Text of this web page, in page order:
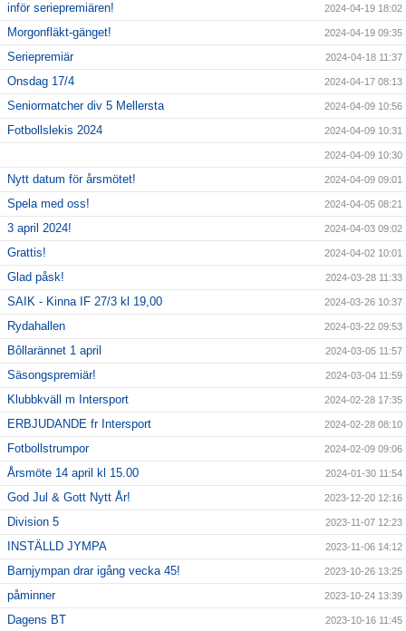
inför seriepremiären! 2024-04-19 18:02
Morgonfläkt-gänget! 2024-04-19 09:35
Seriepremiär 2024-04-18 11:37
Onsdag 17/4 2024-04-17 08:13
Seniormatcher div 5 Mellersta 2024-04-09 10:56
Fotbollslekis 2024 2024-04-09 10:31
2024-04-09 10:30
Nytt datum för årsmötet! 2024-04-09 09:01
Spela med oss! 2024-04-05 08:21
3 april 2024! 2024-04-03 09:02
Grattis! 2024-04-02 10:01
Glad påsk! 2024-03-28 11:33
SAIK - Kinna IF 27/3 kl 19,00 2024-03-26 10:37
Rydahallen 2024-03-22 09:53
Bôllarännet 1 april 2024-03-05 11:57
Säsongspremiär! 2024-03-04 11:59
Klubbkväll m Intersport 2024-02-28 17:35
ERBJUDANDE fr Intersport 2024-02-28 08:10
Fotbollstrumpor 2024-02-09 09:06
Årsmöte 14 april kl 15.00 2024-01-30 11:54
God Jul & Gott Nytt År! 2023-12-20 12:16
Division 5 2023-11-07 12:23
INSTÄLLD JYMPA 2023-11-06 14:12
Barnjympan drar igång vecka 45! 2023-10-26 13:25
påminner 2023-10-24 13:39
Dagens BT 2023-10-16 11:45